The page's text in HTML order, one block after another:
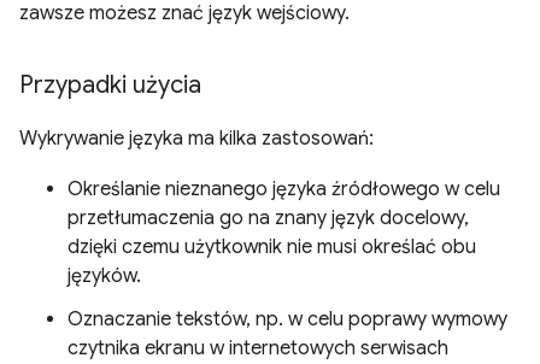
zawsze możesz znać język wejściowy.
Przypadki użycia
Wykrywanie języka ma kilka zastosowań:
Określanie nieznanego języka źródłowego w celu
przetłumaczenia go na znany język docelowy,
dzięki czemu użytkownik nie musi określać obu
języków.
Oznaczanie tekstów, np. w celu poprawy wymowy
czytnika ekranu w internetowych serwisach